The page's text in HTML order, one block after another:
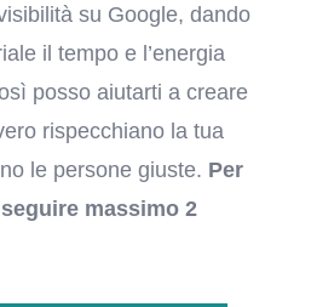
su Google, dando
il tempo e l’energia
posso aiutarti a creare
rispecchiano la tua
le persone giuste. Per
massimo 2